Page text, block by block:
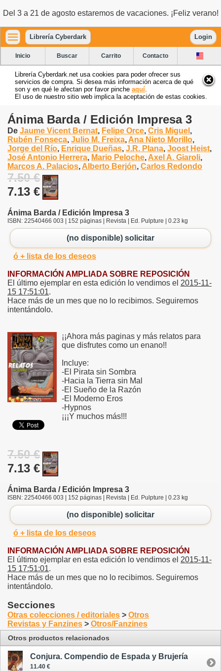
Del 3 a 21 de agosto estaremos de vacaciones. ¡Feliz verano!
Librería Cyberdark Login
Inicio Buscar Carrito Contacto
Librería Cyberdark.net usa cookies para poder ofrecer sus
servicios de compra. Si desea más información acerca de qué
son y en qué le afectan por favor pinche aquí
El uso de nuestro sitio web implica la aceptación de estas cookies.
Ánima Barda / Edición Impresa 3
De Jaume Vicent Bernat, Felipe Orce, Cris Miguel ,
Rubén Fonseca, Julio M. Freixa, Ana Nieto Morillo,
Jorge del Río, Enrique Dueñas, J.R. Plana, Joost Heist,
José Antonio Herrera, Mario Peloche, Axel A. Giaroli,
Marcos A. Palacios, Alberto Berjón, Carlos Redondo
7.50 €
7.13 €
Ánima Barda / Edición Impresa 3
ISBN: 22540466 003 | 152 páginas | Revista | Ed. Pulpture | 0.23 kg
(no disponible) solicitar
ó + lista de los deseos
INFORMACIÓN AMPLIADA SOBRE REPOSICIÓN
El último ejemplar en esta edición lo vendimos el 2015-11-
15 17:51:01.
Hace más de un mes que no lo recibimos. Seguiremos
intentándolo.
¡¡Ahora más paginas y más relatos para
que disfrutes como un enano!!
Incluye:
-El Pirata sin Sombra
-Hacia la Tierra sin Mal
-El Sueño de la Razón
-El Moderno Eros
-Hypnos
¡¡¡Y muchos más!!!
7.50 €
7.13 €
Ánima Barda / Edición Impresa 3
ISBN: 22540466 003 | 152 páginas | Revista | Ed. Pulpture | 0.23 kg
(no disponible) solicitar
ó + lista de los deseos
INFORMACIÓN AMPLIADA SOBRE REPOSICIÓN
El último ejemplar en esta edición lo vendimos el 2015-11-
15 17:51:01.
Hace más de un mes que no lo recibimos. Seguiremos
intentándolo.
Secciones
Otras colecciones / editoriales > Otros
Revistas y Fanzines > Otros/Fanzines
Otros productos relacionados
Conjura. Compendio de Espada y Brujería
11.40 €